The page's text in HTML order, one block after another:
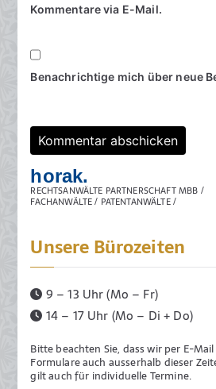
Kommentare via E-Mail.
Benachrichtige mich über neue
horak.
RECHTSANWÄLTE PARTNERSCHAFT MBB /
FACHANWÄLTE / PATENTANWÄLTE /
Unsere Bürozeiten
9 – 13 Uhr (Mo – Fr)
14 – 17 Uhr (Mo – Di + Do)
Bitte beachten Sie, dass wir per E-
Formulare auch ausserhalb dieser
gilt auch für individuelle Termine.